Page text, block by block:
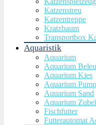
Katzenstreu
Katzentreppe
Kratzbaum
Transportbox
Aquaristik
Aquarium
Aquarium
Aquarium Kies
Aquarium
Aquarium Sand
Aquarium
Fischfutter
Futterautomat